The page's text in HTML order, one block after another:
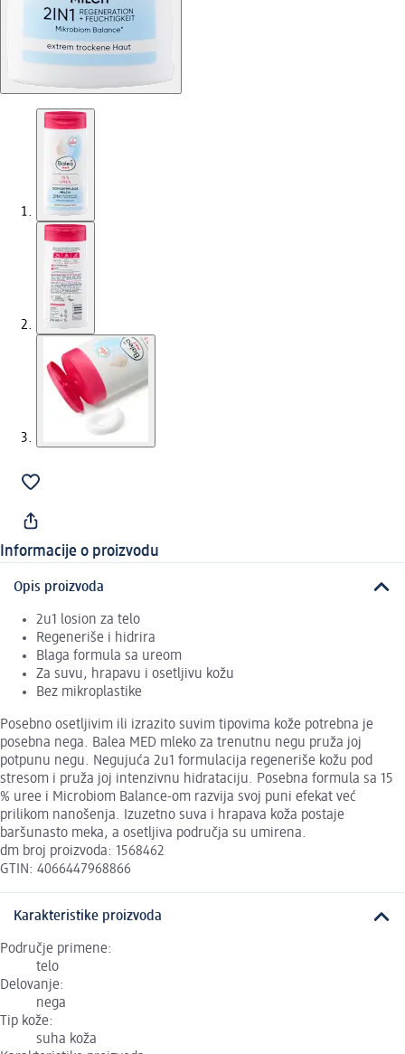
Informacije o proizvodu
Opis proizvoda
2u1 losion za telo
Regeneriše i hidrira
Blaga formula sa ureom
Za suvu, hrapavu i osetljivu kožu
Bez mikroplastike
Posebno osetljivim ili izrazito suvim tipovima kože potrebna je
posebna nega. Balea MED mleko za trenutnu negu pruža joj
potpunu negu. Negujuća 2u1 formulacija regeneriše kožu pod
stresom i pruža joj intenzivnu hidrataciju. Posebna formula sa 15
% uree i Microbiom Balance-om razvija svoj puni efekat već
prilikom nanošenja. Izuzetno suva i hrapava koža postaje
baršunasto meka, a osetljiva područja su umirena.
dm broj proizvoda: 1568462
GTIN: 4066447968866
Karakteristike proizvoda
Područje primene:
telo
Delovanje:
nega
Tip kože:
suha koža